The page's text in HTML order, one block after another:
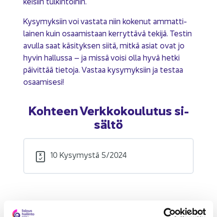
Ky­sy­myk­siin voi vas­ta­ta niin ko­ke­nut am­mat­ti­
lai­nen kuin osaa­mis­taan ker­ryt­tä­vä te­ki­jä. Tes­tin
avul­la saat kä­si­tyk­sen siitä, mitkä asiat ovat jo
hyvin hal­lus­sa – ja missä voisi olla hyvä hetki
päi­vit­tää tie­to­ja. Vas­taa ky­sy­myk­siin ja tes­taa
osaa­mi­se­si!
Koh­teen Verk­ko­kou­lu­tus si­
säl­tö
10 Ky­sy­mys­tä 5/2024